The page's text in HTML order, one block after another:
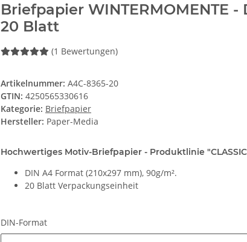
Briefpapier WINTERMOMENTE
20 Blatt
(1 Bewertungen)
Artikelnummer: A4C-8365-20
GTIN: 4250565330616
Kategorie: Briefpapier
Hersteller: Paper-Media
Hochwertiges Motiv-Briefpapier - Produktlinie
DIN A4 Format (210x297 mm), 90g/m².
20 Blatt Verpackungseinheit
DIN-Format